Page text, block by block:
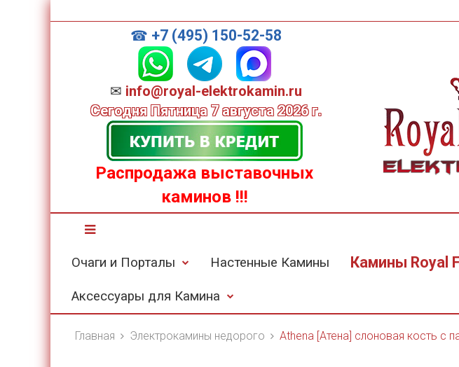
☎ +7 (495) 150-52-58
✉ info@royal-elektrokamin.ru
Сегодня Пятница 7 августа 2026 г.
Распродажа выставочных
каминов!!!
Очаги и Порталы Настенные Камины Камины Royal
Аксессуары для Камина
Главная Электрокамины недорого Athena [Атена] слоновая кость с